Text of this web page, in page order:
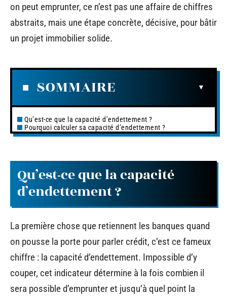
on peut emprunter, ce n’est pas une affaire de chiffres
abstraits, mais une étape concrète, décisive, pour bâtir
un projet immobilier solide.
SOMMAIRE
Qu’est-ce que la capacité d’endettement ?
Pourquoi calculer sa capacité d’endettement ?
Qu’est-ce que la capacité
d’endettement ?
La première chose que retiennent les banques quand
on pousse la porte pour parler crédit, c’est ce fameux
chiffre : la capacité d’endettement. Impossible d’y
couper, cet indicateur détermine à la fois combien il
sera possible d’emprunter et jusqu’à quel point la